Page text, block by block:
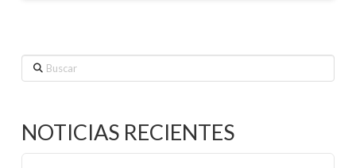
Buscar
NOTICIAS RECIENTES